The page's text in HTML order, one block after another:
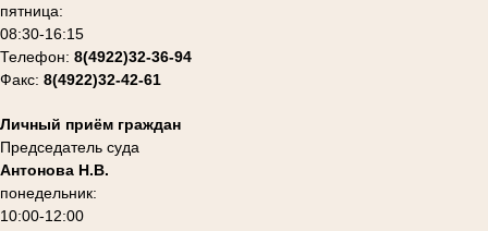
пятница:
08:30-16:15
Телефон: 8(4922)32-36-94
Факс: 8(4922)32-42-61
Личный приём граждан
Председатель суда
Антонова Н.В.
понедельник:
10:00-12:00